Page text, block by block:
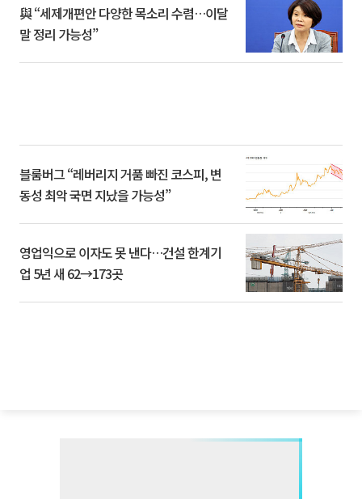
與 “세제개편안 다양한 목소리 수렴…이달
말 정리 가능성”
블룸버그 “레버리지 거품 빠진 코스피, 변
동성 최악 국면 지났을 가능성”
영업익으로 이자도 못 낸다…건설 한계기
업 5년 새 62→173곳